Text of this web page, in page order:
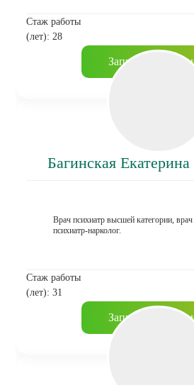
Стаж работы
(лет): 28
Записаться на
Багинская
Врач психиатр высшей категории, врач
психиатр-нарколог.
Стаж работы
(лет): 31
Записаться на